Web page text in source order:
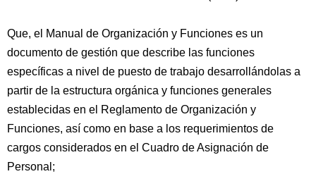
Que, el Manual de Organización y Funciones es un
documento de gestión que describe las funciones
específicas a nivel de puesto de trabajo desarrollándolas a
partir de la estructura orgánica y funciones generales
establecidas en el Reglamento de Organización y
Funciones, así como en base a los requerimientos de
cargos considerados en el Cuadro de Asignación de
Personal;